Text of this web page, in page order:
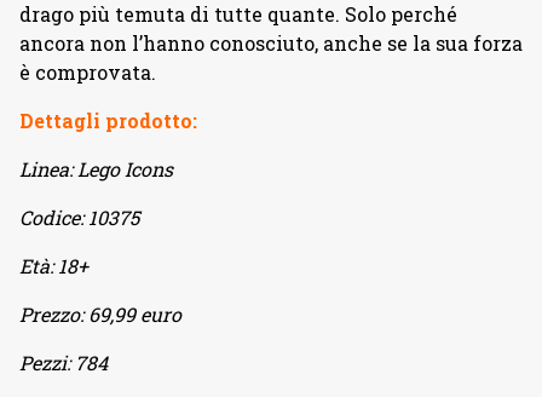
drago più temuta di tutte quante. Solo perché
ancora non l’hanno conosciuto, anche se la sua forza
è comprovata.
Dettagli prodotto:
Linea: Lego Icons
Codice: 10375
Età: 18+
Prezzo: 69,99 euro
Pezzi: 784